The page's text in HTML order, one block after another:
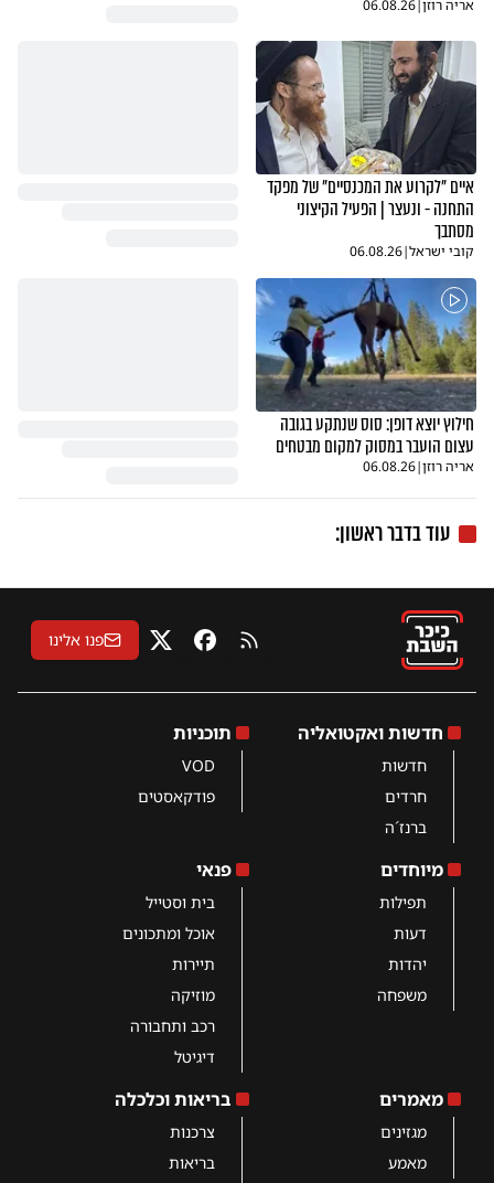
אריה רוזן|
06.08.26
איים "לקרוע את המכנסיים" של מפקד
התחנה - ונעצר | הפעיל הקיצוני
מסתבך
קובי ישראל|
06.08.26
חילוץ יוצא דופן: סוס שנתקע בגובה
עצום הועבר במסוק למקום מבטחים
אריה רוזן|
06.08.26
עוד בדבר ראשון:
RSS פייסבוקX פנו אלינו
חדשות ואקטואליה
חדשות
חרדים
ברנז´ה
תוכניות
VOD
פודקאסטים
מיוחדים
תפילות
דעות
יהדות
משפחה
פנאי
בית וסטייל
אוכל ומתכונים
תיירות
מוזיקה
רכב ותחבורה
דיגיטל
מאמרים
מגזינים
מאמע
בריאות וכלכלה
צרכנות
בריאות